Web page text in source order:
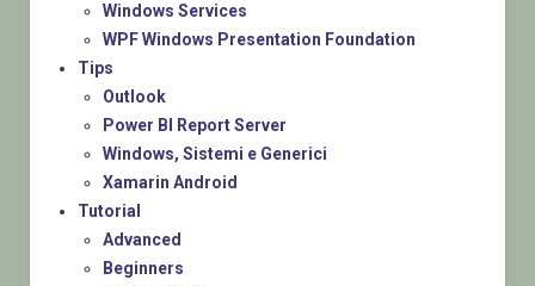
Windows Services
WPF Windows Presentation Foundation
Tips
Outlook
Power BI Report Server
Windows, Sistemi e Generici
Xamarin Android
Tutorial
Advanced
Beginners